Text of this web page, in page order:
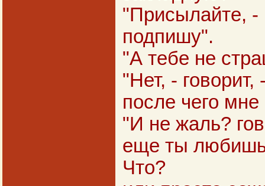
"Присылайте, -
подпишу".
"А тебе не
"Нет, -
после чего мне
"И не жаль?
еще ты
Что?